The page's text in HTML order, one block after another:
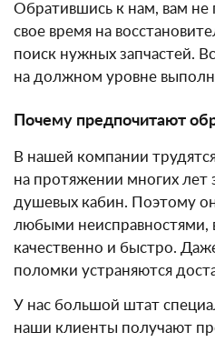
Обратившись к нам, вам не
свое время на
поиск нужных запчастей.
на должном уровне
Почему предпочитают
В нашей компании
на протяжении многих
душевых кабин. Поэтому
любыми неисправностями,
качественно и быстро.
поломки устраняются
У нас большой штат
наши клиенты получают